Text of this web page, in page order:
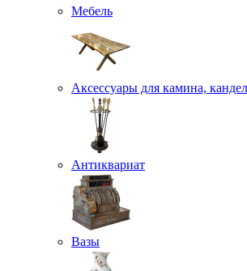
Мебель
Аксессуары для камина,
Антиквариат
Вазы